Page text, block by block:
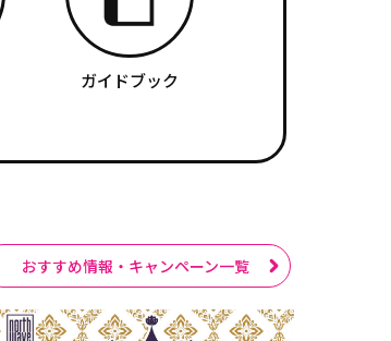
ガイドブック
おすすめ情報・キャンペーン一覧